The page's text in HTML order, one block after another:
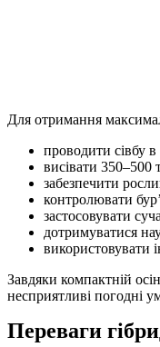
Для отримання
проводити сівбу в
висівати 350–500
забезпечити
контролювати
застосовувати
дотримуватися
використовувати
Завдяки компактній
несприятливі погодні
Переваги